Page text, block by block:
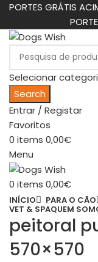
PORTES GRÁTIS
Selecionar
Search
Entrar / Registar
Favoritos
0 items 0,00€
Menu
0 items 0,00€
INÍCIO PARA O CÃO
VET & SPAQUEM
peitoral
570×570